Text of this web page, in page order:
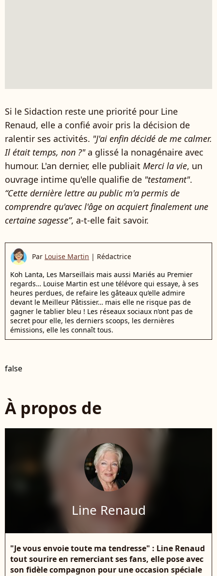
Si le Sidaction reste une priorité pour Line
Renaud, elle a confié avoir pris la décision de
ralentir ses activités. "J'ai enfin décidé de me calmer.
Il était temps, non ?"a glissé la nonagénaire avec
humour. L'an dernier, elle publiait Merci la vie, un
ouvrage intime qu'elle qualifie de "testament".
“Cette dernière lettre au public m'a permis de
comprendre qu'avec l'âge on acquiert finalement une
certaine sagesse”, a-t-elle fait savoir.
Par Louise Martin | Rédactrice
Koh Lanta, Les Marseillais mais aussi Mariés au Premier
regards… Louise Martin est une télévore qui essaye, à ses
heures perdues, de refaire les gâteaux qu’elle admire
devant le Meilleur Pâtissier… mais elle ne risque pas de
gagner le tablier bleu ! Les réseaux sociaux n’ont pas de
secret pour elle, les derniers scoops, les dernières
émissions, elle les connaît tous.
false
À propos de
Line Renaud
"Je vous envoie toute ma tendresse" : Line Renaud
tout sourire en remerciant ses fans, elle pose avec
son fidèle compagnon pour une occasion spéciale